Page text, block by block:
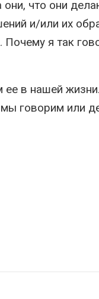
что они
и/или их
я так
в нашей
говорим или